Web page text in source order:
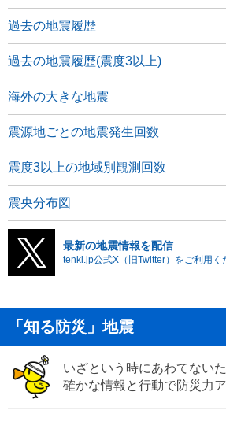
過去の地震履歴
過去の地震履歴(震度3以上)
海外の大きな地震
震源地ごとの地震発生回数
震度3以上の地域別観測回数
震央分布図
最新の地震情報を配信
tenki.jp公式X（旧Twitter）をご利用く
「知る防災」地震
いざという時にあわてない
確かな情報と行動で防災力